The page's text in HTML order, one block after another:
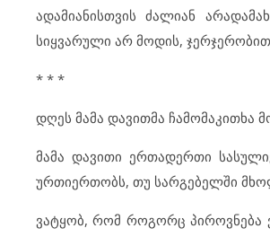
ადამიანისთვის ძალიან
სიყვარული არ მოდის, ჯერჯერობით
* * *
დღეს მამა დავითმა ჩამომაკითხა
მამა დავითი ერთადერთი
ურთიერთობს, თუ სარგებელში
ვატყობ, რომ როგორც პიროვნება